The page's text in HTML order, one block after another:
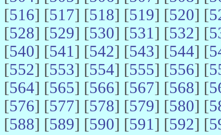
[516] [517] [518] [519] [520] [
[528] [529] [530] [531] [532] [
[540] [541] [542] [543] [544] [
[552] [553] [554] [555] [556] [
[564] [565] [566] [567] [568] [
[576] [577] [578] [579] [580] [
[588] [589] [590] [591] [592] [